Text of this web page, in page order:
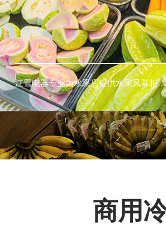
江雪电器专业为水果店提供水果风幕柜、水果保鲜柜、水果展示柜等商用制冷保鲜设备，让您的水果更持久的保鲜。
商用